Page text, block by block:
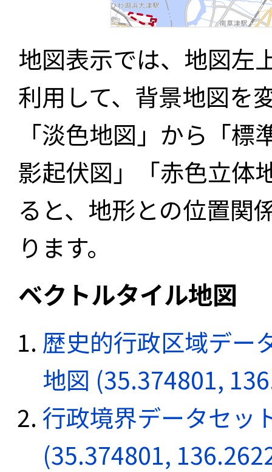
地図表示では、地図左
利用して、背景地図を
「淡色地図」から「
影起伏図」「赤色立体
ると、地形との位置関
ります。
ベクトルタイル地図
歴史的行政区域デー
地図 (35.374801,
行政境界データセッ
(35.374801,